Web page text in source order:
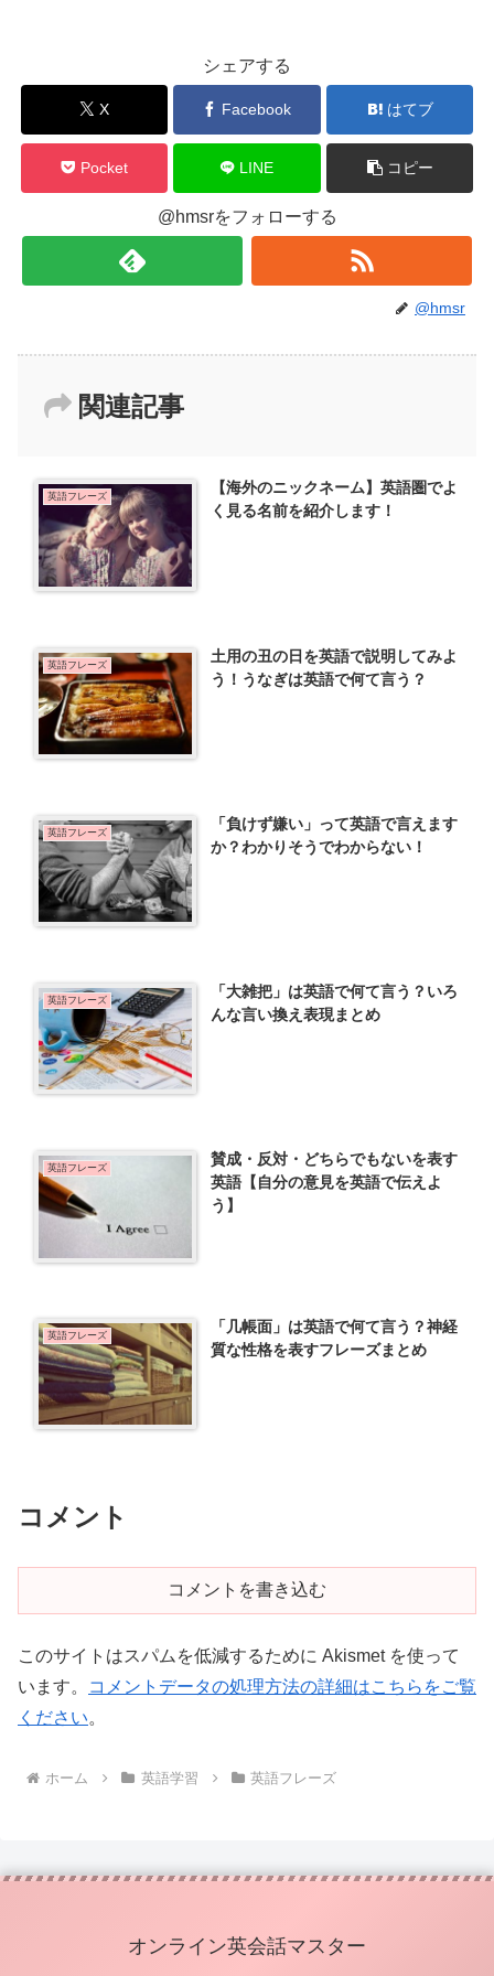
シェアする
X Facebook はてブ
Pocket LINE コピー
@hmsrをフォローする
@hmsr
関連記事
英語フレーズ
【海外のニックネーム】英語圏でよ
く見る名前を紹介します！
英語フレーズ
土用の丑の日を英語で説明してみよ
う！うなぎは英語で何て言う？
英語フレーズ
「負けず嫌い」って英語で言えます
か？わかりそうでわからない！
英語フレーズ
「大雑把」は英語で何て言う？いろ
んな言い換え表現まとめ
英語フレーズ
賛成・反対・どちらでもないを表す
英語【自分の意見を英語で伝えよ
う】
英語フレーズ
「几帳面」は英語で何て言う？神経
質な性格を表すフレーズまとめ
コメント
コメントを書き込む
このサイトはスパムを低減するために Akismet を使って
います。
コメントデータの処理方法の詳細はこちらをご覧
ください。
ホーム 英語学習 英語フレーズ
オンライン英会話マスター